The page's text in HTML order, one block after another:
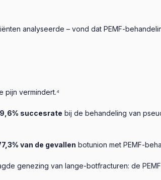
analyseerde – vond dat PEMF-
pijn vermindert.⁴
succesrate bij de behandeling van
van de gevallen botunion met PEMF-
genezing van lange-botfracturen: de